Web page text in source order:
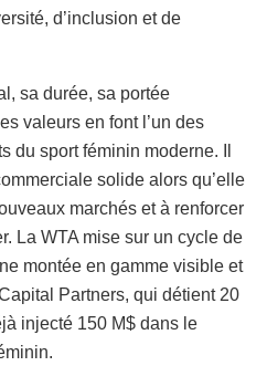
d’inclusion et de
sa durée, sa portée
valeurs en font l’un des
du sport féminin moderne. Il
solide alors qu’elle
marchés et à renforcer
La WTA mise sur un cycle de
montée en gamme visible et
Partners, qui détient 20
injecté 150 M$ dans le